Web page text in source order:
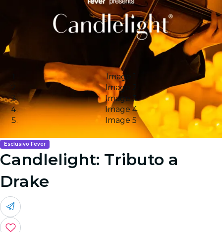
Image 1
Image 2
Image 3
Image 4
Image 5
Esclusivo Fever
Candlelight: Tributo a
Drake